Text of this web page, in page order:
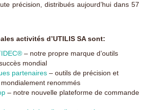
précision, distribués aujourd’hui dans 57
activités d’UTILIS SA sont:
– notre propre marque d’outils
mondial
partenaires – outils de précision et
renommés
– notre nouvelle plateforme de commande